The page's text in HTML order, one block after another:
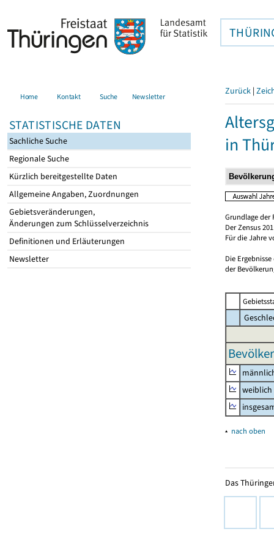
Home Kontakt Suche Newsletter
STATISTISCHE DATEN
Sachliche Suche
Regionale Suche
Kürzlich bereitgestellte Daten
Allgemeine Angaben, Zuordnungen
Gebietsveränderungen,
Änderungen zum Schlüsselverzeichnis
Definitionen und Erläuterungen
Newsletter
Zurück |
in
Grundlage der
Der Zensus
Für die Jahre
Die
der
weiblich
▴ nach oben
Das